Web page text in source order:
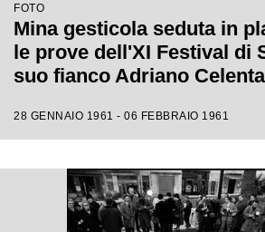
FOTO
Mina gesticola seduta in
le prove dell'XI Festival di
suo fianco Adriano
28 GENNAIO 1961 - 06 FEBBRAIO 1961